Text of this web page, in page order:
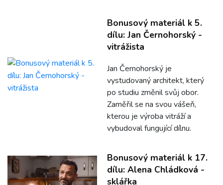
Bonusový materiál k 5.
dílu: Jan Černohorský -
vitrážista
Jan Černohorský je
vystudovaný architekt, který
po studiu změnil svůj obor.
Zaměřil se na svou vášeň,
kterou je výroba vitráží a
vybudoval fungující dílnu.
Bonusový materiál k 17.
dílu: Alena Chládková -
sklářka